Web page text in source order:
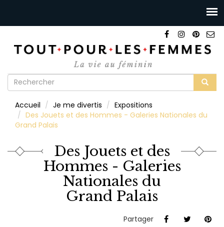
Formulaire
recherche
Accueil Je me divertis
Expositions
Des Jouets et des Hommes - Galeries Nationales du
Grand Palais
Des Jouets et des
Hommes - Galeries
Nationales du
Grand Palais
Partager